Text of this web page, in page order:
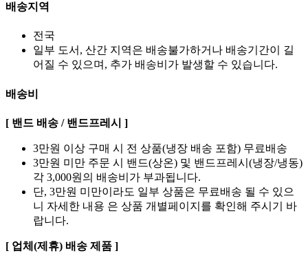
배송지역
전국
일부 도서, 산간 지역은 배송불가하거나 배송기간이 길
어질 수 있으며, 추가 배송비가 발생할 수 있습니다.
배송비
[ 밴드 배송 / 밴드프레시 ]
3만원 이상 구매 시 전 상품(냉장 배송 포함) 무료배송
3만원 미만 주문 시 밴드(상온) 및 밴드프레시(냉장/냉동)
각 3,000원의 배송비가 부과됩니다.
단, 3만원 미만이라도 일부 상품은 무료배송 될 수 있으
니 자세한 내용 은 상품 개별페이지를 확인해 주시기 바
랍니다.
[ 업체(제휴) 배송 제품 ]